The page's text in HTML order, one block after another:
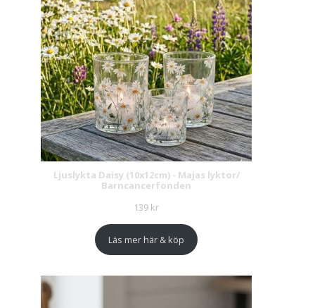
Ljuslykta Daisy (10x12cm) - Majas lyktor/
Barncancerfonden
139 kr
Läs mer här & köp